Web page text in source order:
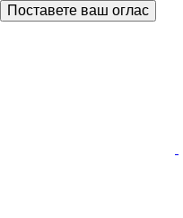
Поставете ваш оглас